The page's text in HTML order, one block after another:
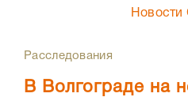
Расследования
В Волгограде на